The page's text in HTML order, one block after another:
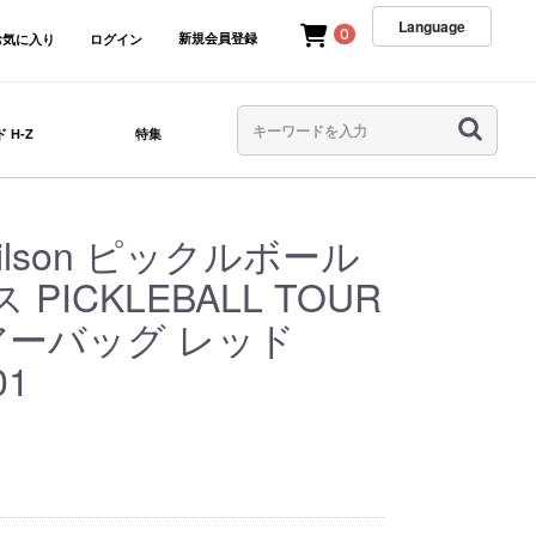
に入り ログイン 新規会員登録 0 Language
H-Z 特集
ピックルボール
PICKLEBALL TOUR
バッグ レッド